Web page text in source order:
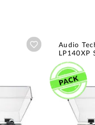
Añadir a wishlist
Audio
LP140XP